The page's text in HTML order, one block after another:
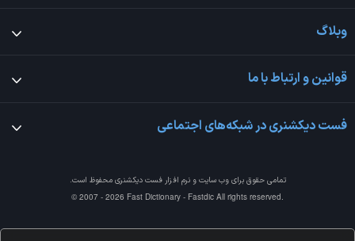
وبلاگ
قوانین و ارتباط با ما
فست دیکشنری در شبکه‌های اجتماعی
تمامی حقوق برای وب سایت و نرم افزارفست دیکشنری محفوظ است.
© 2007 - 2026 Fast Dictionary - Fastdic All rights reserved.